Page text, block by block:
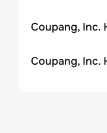
Coupang, Inc.
Coupang, Inc.